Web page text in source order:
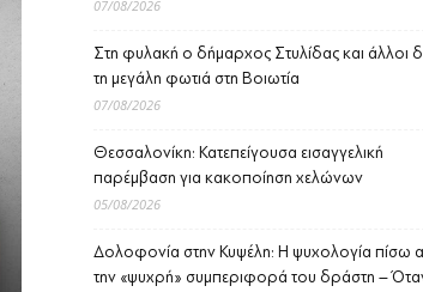
07/08/2026
Στη φυλακή ο δήμαρχος Στυλίδας και άλλοι
τη μεγάλη φωτιά στη Βοιωτία
07/08/2026
Θεσσαλονίκη: Κατεπείγουσα εισαγγελική
παρέμβαση για κακοποίηση χελώνων
05/08/2026
Δολοφονία στην Κυψέλη: Η ψυχολογία πίσω
την «ψυχρή» συμπεριφορά του δράστη –